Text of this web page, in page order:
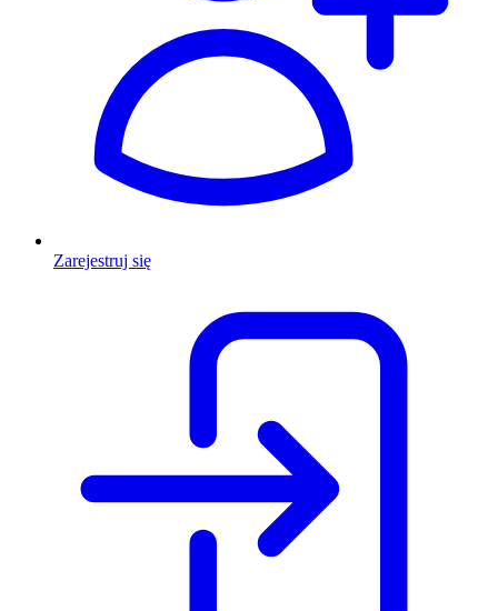
Zarejestruj się